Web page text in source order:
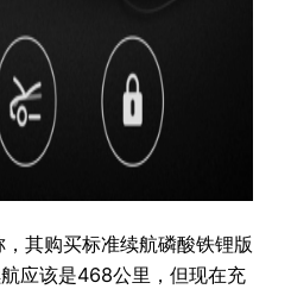
其购买标准续航磷酸铁锂版
应该是468公里，但现在充